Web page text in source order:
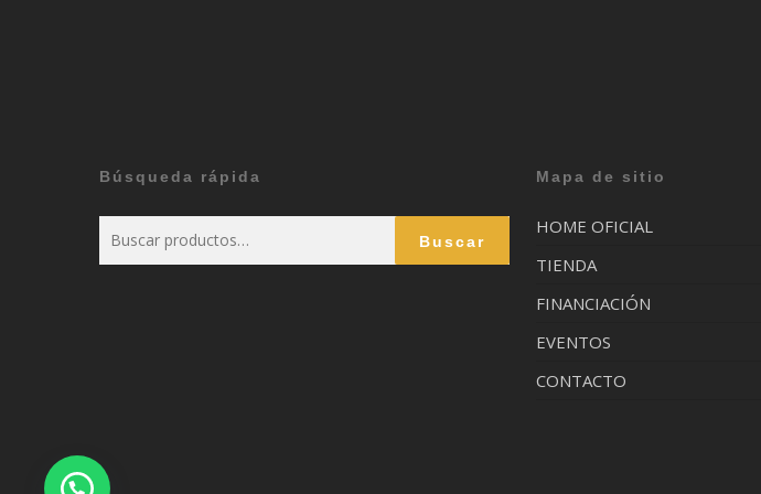
Búsqueda rápida
por:
Buscar
Mapa de sitio
HOME OFICIAL
TIENDA
FINANCIACIÓN
EVENTOS
CONTACTO